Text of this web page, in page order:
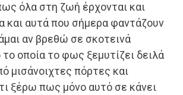
όλα στη ζωή έρχονται και
και αυτά που σήμερα φαντάζουν
αν βρεθώ σε σκοτεινά
οποία το φως ξεμυτίζει δειλά
μισάνοιχτες πόρτες και
ξέρω πως μόνο αυτό σε κάνει